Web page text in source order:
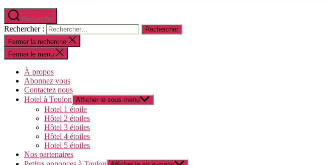
Recherche
Rechercher :
Fermer la recherche
Fermer le menu
À propos
Abonnez vous
Contactez nous
Hotel à Toulon Afficher le sous-menu
Hotel 1 étoile
Hôtel 2 étoiles
Hôtel 3 étoiles
Hôtel 4 étoiles
Hotel 5 étoiles
Nos partenaires